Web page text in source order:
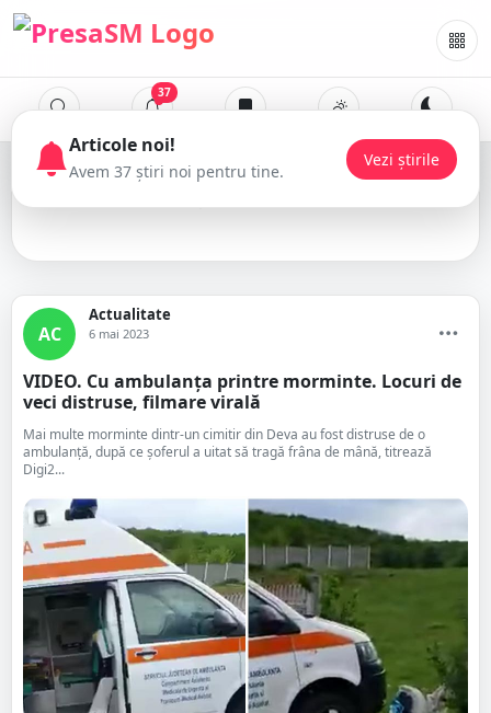
37
Deva
AC
Actualitate
6 mai 2023
VIDEO. Cu ambulanța printre morminte. Locuri de
veci distruse, filmare virală
Mai multe morminte dintr-un cimitir din Deva au fost distruse de o
ambulanță, după ce șoferul a uitat să tragă frâna de mână, titrează
Digi2...
Articole noi!
Avem 37 știri noi pentru tine.
Vezi știrile